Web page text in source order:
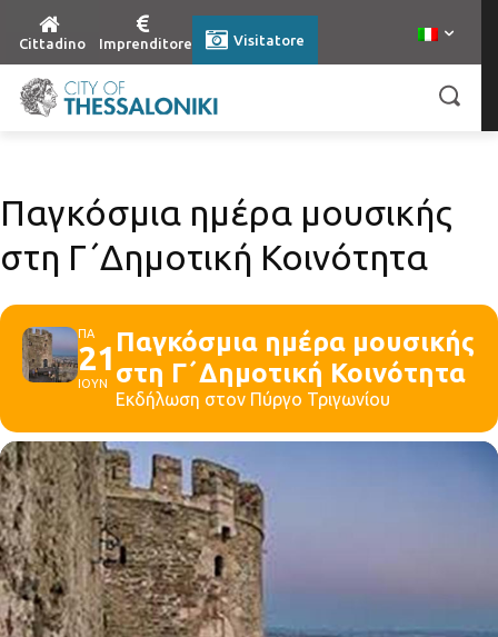
Cittadino Imprenditore Visitatore
Παγκόσμια ημέρα μουσικής
στη Γ΄Δημοτική Κοινότητα
ΠΑ
21
ΙΟΥΝ
Παγκόσμια ημέρα μουσικής
στη Γ΄Δημοτική Κοινότητα
Εκδήλωση στον Πύργο Τριγωνίου